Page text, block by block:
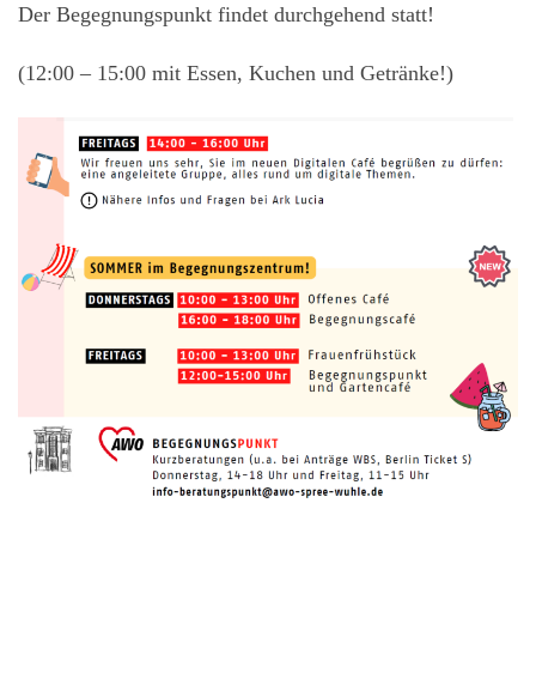
Der Begegnungspunkt findet durchgehend statt!
(12:00 – 15:00 mit Essen, Kuchen und Getränke!)